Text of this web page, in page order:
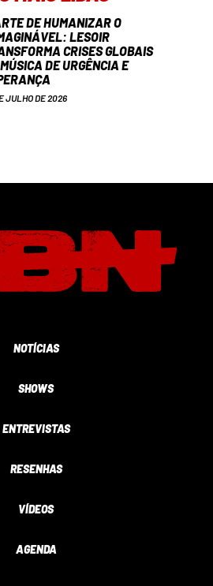
DE HUMANIZAR O
LESOIR
CRISES GLOBAIS
DE URGÊNCIA E
JULHO DE 2026
NOTÍCIAS
SHOWS
ENTREVISTAS
RESENHAS
VÍDEOS
AGENDA